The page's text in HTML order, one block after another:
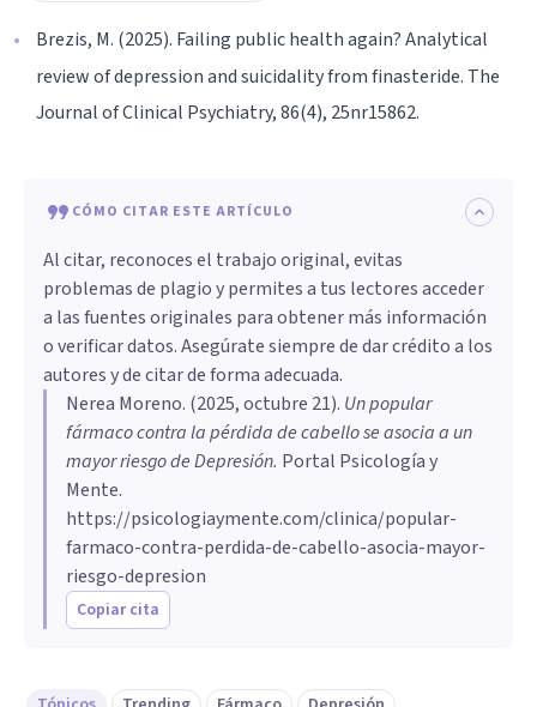
Brezis, M. (2025). Failing public health again? Analytical
review of depression and suicidality from finasteride. The
Journal of Clinical Psychiatry, 86(4), 25nr15862.
CÓMO CITAR ESTE ARTÍCULO
Al citar, reconoces el trabajo original, evitas
problemas de plagio y permites a tus lectores acceder
a las fuentes originales para obtener más información
o verificar datos. Asegúrate siempre de dar crédito a los
autores y de citar de forma adecuada.
Nerea Moreno. (2025, octubre 21). Un popular
fármaco contra la pérdida de cabello se asocia a un
mayor riesgo de Depresión. Portal Psicología y
Mente.
https://psicologiaymente.com/clinica/popular-
farmaco-contra-perdida-de-cabello-asocia-mayor-
riesgo-depresion
Copiar cita